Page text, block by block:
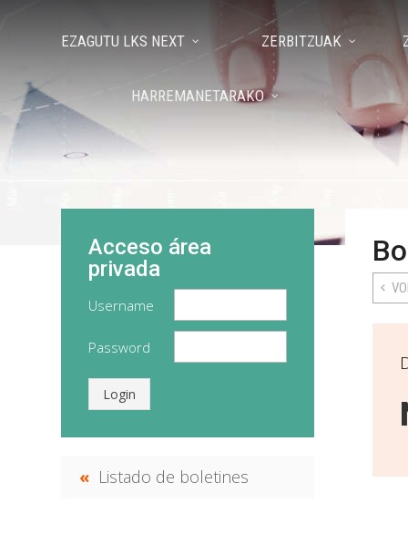
EZAGUTU LKS NEXT ZERBITZUAK
HARREMANETARAKO
Acceso área
privada
Username
Password
Login
Listado de boletines